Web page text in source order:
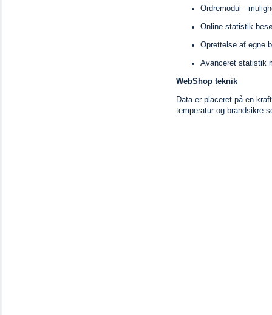
Ordremodul -
Online statistik
Oprettelse af egne
Avanceret statistik
WebShop teknik
Data er placeret på en
temperatur og brandsikre